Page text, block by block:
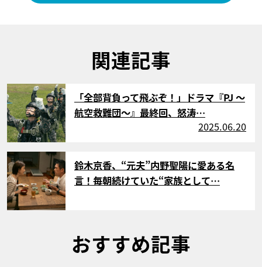
関連記事
サムネイル
「全部背負って飛ぶぞ！」ドラマ『PJ ～
航空救難団～』最終回、怒涛…
2025.06.20
サムネイル
鈴木京香、“元夫”内野聖陽に愛ある名
言！毎朝続けていた“家族として…
おすすめ記事